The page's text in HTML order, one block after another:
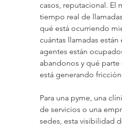
casos, reputacional. El
tiempo real de
qué está ocurriendo
cuántas llamadas están
agentes están
abandonos y qué
está generando
Para una pyme, una
de servicios o una
sedes, esta visibilidad